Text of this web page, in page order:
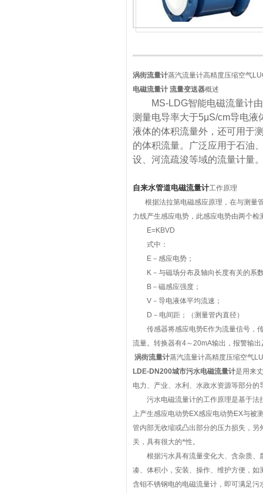
涡街流量计蒸汽流量计高精度压缩空气
电磁流量计 流量变送器概述
MS-LDG智能电磁流量计由
测量电导率大于5μS/cm导电液
液体的体积流量外，还可用于
的体积流量。广泛应用于石油
设、河流疏浚等域的流量计量
自来水管道电磁流量计工作原理
根据法拉第电磁感应原理，在与测量管
力线产生感应电势，此感应电势由两个
E=KBVD
式中：
E－感应电势；
K－与磁场分布及轴向长度有关的系
B－磁感应强度；
V－导电液体平均流速；
D－电间距；（测量管内直径）
传感器将感应电势E作为流量信号，传
流量。转换器有4～20mA输出，报警输
涡街流量计蒸汽流量计高精度压缩空气
LDE-DN200城市污水电磁流量计是用来
电力、产业、水利、水政水资源等部分
污水电磁流量计的工作原理是基于法
上产生感应电动势EX感应电动势EX与被
管内部无收缩或凸出部分的压力损失，另
关，具有很大的*性。
根据污水具有流量变化大、含杂质、
凑、体积小，安装、操作、维护方便，
含钼不锈钢电的电磁流量计，即可满足污